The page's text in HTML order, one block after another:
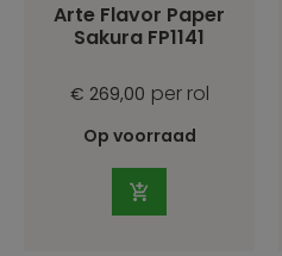
Arte Flavor Paper
Sakura FP1141
€ 269,00 per rol
Op voorraad